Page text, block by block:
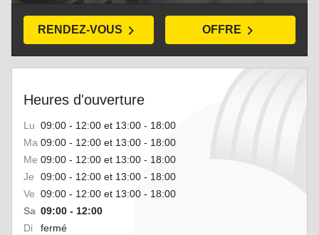
RENDEZ-VOUS OFFRE
Heures d'ouverture
Lu 09:00 - 12:00 et 13:00 - 18:00
Ma 09:00 - 12:00 et 13:00 - 18:00
Me 09:00 - 12:00 et 13:00 - 18:00
Je
09:00 - 12:00 et 13:00 - 18:00
Ve 09:00 - 12:00 et 13:00 - 18:00
Sa 09:00 - 12:00
Di
fermé